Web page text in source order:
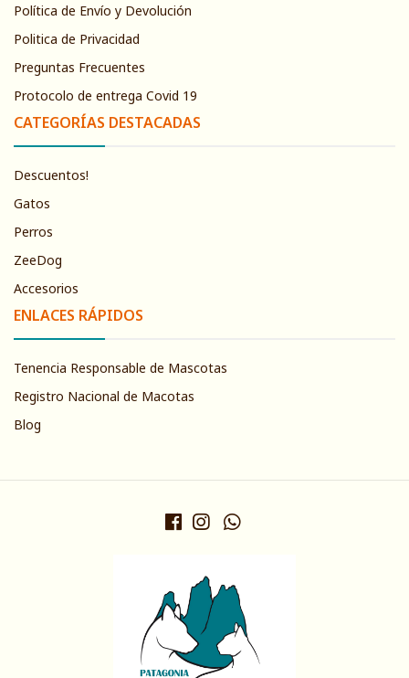
Política de Envío y Devolución
Politica de Privacidad
Preguntas Frecuentes
Protocolo de entrega Covid 19
CATEGORÍAS DESTACADAS
Descuentos!
Gatos
Perros
ZeeDog
Accesorios
ENLACES RÁPIDOS
Tenencia Responsable de Mascotas
Registro Nacional de Macotas
Blog